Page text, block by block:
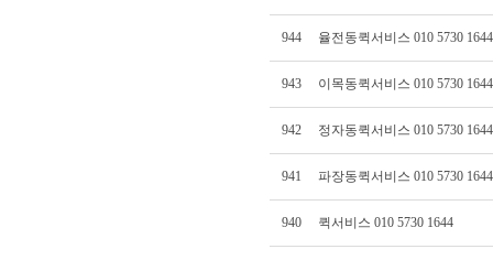
944 율전동퀵서비스 010 5730 1644
943 이목동퀵서비스 010 5730 1644
942 정자동퀵서비스 010 5730 1644
941 파장동퀵서비스 010 5730 1644
940 퀵서비스 010 5730 1644